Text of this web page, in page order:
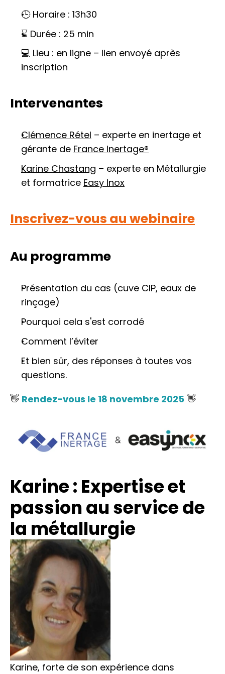
🕒 Horaire : 13h30
⌛ Durée : 25 min
💻 Lieu : en ligne – lien envoyé après
inscription
Intervenantes
Clémence Rétel – experte en inertage et
gérante de France Inertage®
Karine Chastang – experte en Métallurgie
et formatrice Easy Inox
Inscrivez-vous au webinaire
Au programme
Présentation du cas (cuve CIP, eaux de
rinçage)
Pourquoi cela s'est corrodé
Comment l’éviter
Et bien sûr, des réponses à toutes vos
questions.
👋 Rendez-vous le 18 novembre 2025 👋
Karine : Expertise et
passion au service de
la métallurgie
Karine, forte de son expérience dans